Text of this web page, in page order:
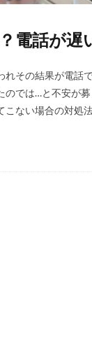
電話が遅
その結果が電話
では…と不安が
ない場合の対処